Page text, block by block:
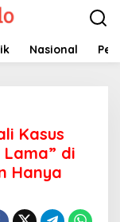
Nasional
Kasus
Lama” di
Hanya